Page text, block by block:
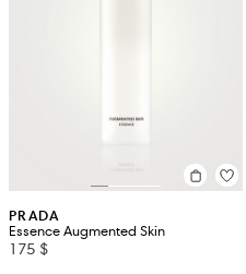
PRADA
Essence Augmented Skin
175 $